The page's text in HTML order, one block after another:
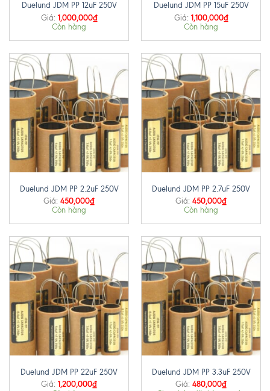
Duelund JDM PP 12uF 250V
Giá: 1,000,000₫
Còn hàng
Duelund JDM PP 15uF 250V
Giá: 1,100,000₫
Còn hàng
Duelund JDM PP 2.2uF 250V
Giá: 450,000₫
Còn hàng
Duelund JDM PP 2.7uF 250V
Giá: 450,000₫
Còn hàng
Duelund JDM PP 22uF 250V
Giá: 1,200,000₫
Duelund JDM PP 3.3uF 250V
Giá: 480,000₫